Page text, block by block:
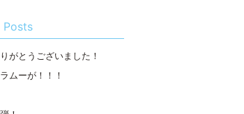
Posts
がとうございました！
ムーが！！！